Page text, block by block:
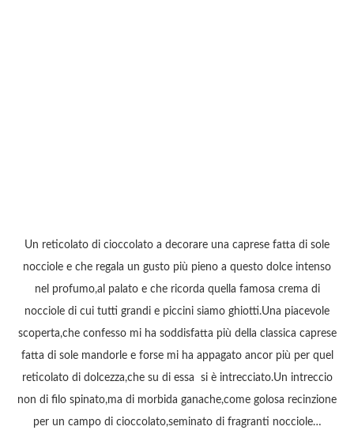
Un reticolato di cioccolato a decorare una caprese fatta di sole
nocciole e che regala un gusto più pieno a questo dolce intenso
nel profumo,al palato e che ricorda quella famosa crema di
nocciole di cui tutti grandi e piccini siamo ghiotti.Una piacevole
scoperta,che confesso mi ha soddisfatta più della classica caprese
fatta di sole mandorle e forse mi ha appagato ancor più per quel
reticolato di dolcezza,che su di essa si è intrecciato.Un intreccio
non di filo spinato,ma di morbida ganache,come golosa recinzione
per un campo di cioccolato,seminato di fragranti nocciole…